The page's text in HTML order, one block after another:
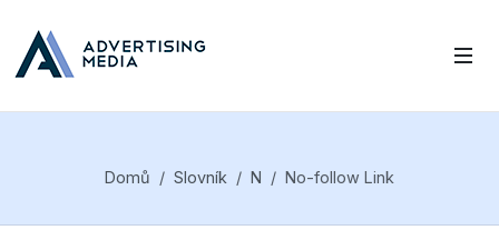
Domů Slovník N No-follow Link